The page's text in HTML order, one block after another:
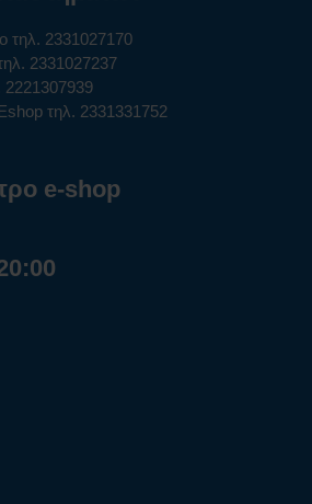
τηλ. 2331027170
2331027237
2221307939
τηλ. 2331331752
e-shop